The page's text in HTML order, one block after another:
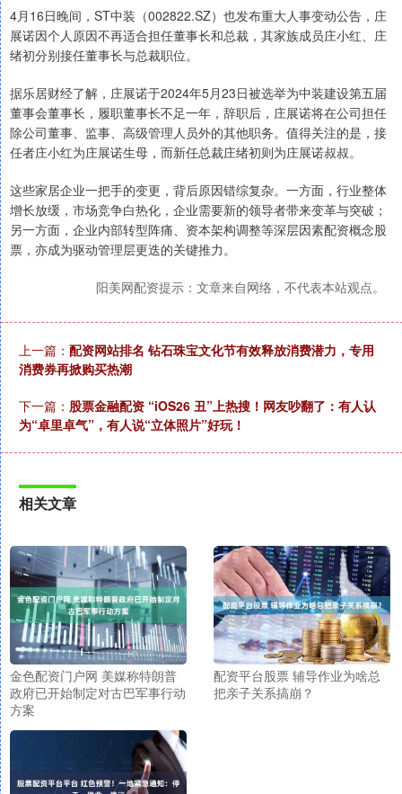
4月16日晚间，ST中装（002822.SZ）也发布重大人事变动公告，庄
展诺因个人原因不再适合担任董事长和总裁，其家族成员庄小红、庄
绪初分别接任董事长与总裁职位。
据乐居财经了解，庄展诺于2024年5月23日被选举为中装建设第五届
董事会董事长，履职董事长不足一年，辞职后，庄展诺将在公司担任
除公司董事、监事、高级管理人员外的其他职务。值得关注的是，接
任者庄小红为庄展诺生母，而新任总裁庄绪初则为庄展诺叔叔。
这些家居企业一把手的变更，背后原因错综复杂。一方面，行业整体
增长放缓，市场竞争白热化，企业需要新的领导者带来变革与突破；
另一方面，企业内部转型阵痛、资本架构调整等深层因素配资概念股
票，亦成为驱动管理层更迭的关键推力。
阳美网配资提示：文章来自网络，不代表本站观点。
上一篇： 配资网站排名 钻石珠宝文化节有效释放消费潜力，专用
消费券再掀购买热潮
下一篇： 股票金融配资 “iOS26 丑”上热搜！网友吵翻了：有人认
为“卓里卓气”，有人说“立体照片”好玩！
相关文章
金色配资门户网 美媒称特朗普
政府已开始制定对古巴军事行动
方案
配资平台股票 辅导作业为啥总
把亲子关系搞崩？